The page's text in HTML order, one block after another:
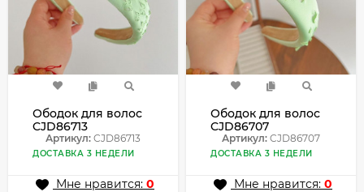
Ободок для волос
CJD86713
Артикул: CJD86713
ДОСТАВКА 3 НЕДЕЛИ
Мне нравится: 0
Ободок для волос
CJD86707
Артикул: CJD86707
ДОСТАВКА 3 НЕДЕЛИ
Мне нравится: 0